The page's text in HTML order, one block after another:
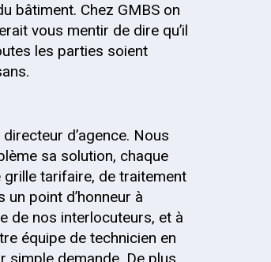
bâtiment. Chez GMBS on
vous mentir de dire qu’il
les parties soient
d’agence. Nous
sa solution, chaque
grille tarifaire, de traitement
point d’honneur à
de nos interlocuteurs, et à
équipe de technicien en